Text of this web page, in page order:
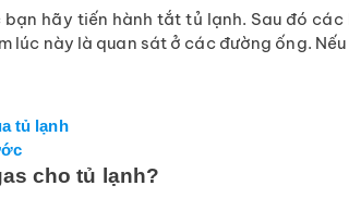
hãy tiến hành tắt tủ lạnh. Sau đó
lúc này là quan sát ở các đường ống.
tủ lạnh
cho tủ lạnh?